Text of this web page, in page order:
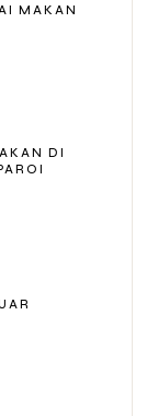
MAKAN
DI